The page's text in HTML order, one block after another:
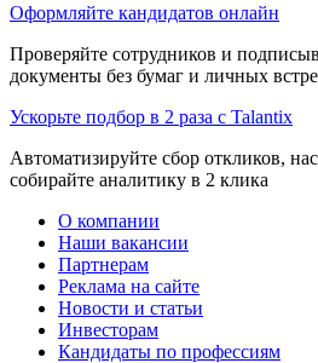
Оформляйте кандидатов онлайн
Проверяйте сотрудников и
документы без бумаг и личных
Ускорьте подбор в 2 раза с Talantix
Автоматизируйте сбор откликов,
собирайте аналитику в 2 клика
О компании
Наши вакансии
Партнерам
Реклама на сайте
Новости и статьи
Инвесторам
Кандидаты по профессиям